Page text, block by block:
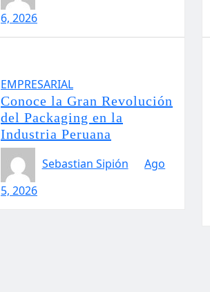
6, 2026
EMPRESARIAL
Conoce la Gran Revolución
del Packaging en la
Industria Peruana
Sebastian Sipión
Ago
5, 2026